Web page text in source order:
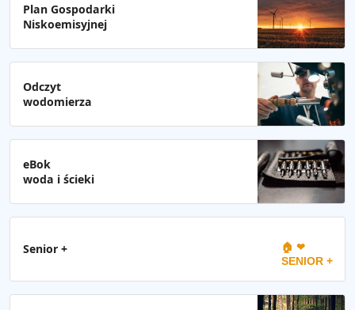
Plan Gospodarki
Niskoemisyjnej
Odczyt
wodomierza
eBok
woda i ścieki
Senior + 🏠 ❤
SENIOR +